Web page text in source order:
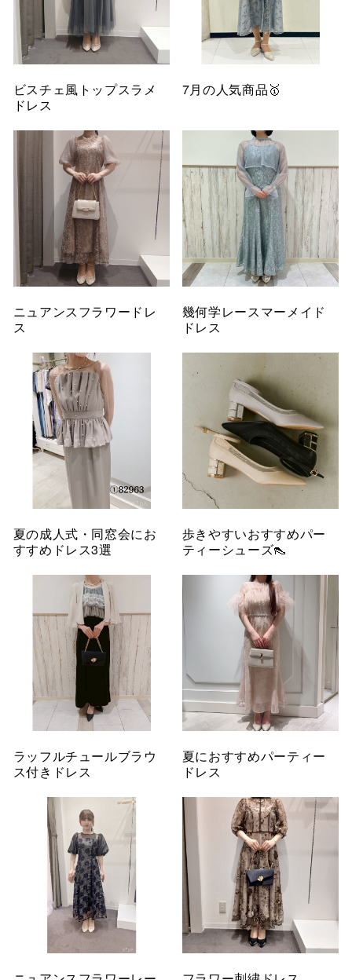
ビスチェ風トップスラメ
ドレス
7月の人気商品🥇
ニュアンスフラワードレ
ス
幾何学レースマーメイド
ドレス
夏の成人式・同窓会にお
すすめドレス3選
歩きやすいおすすめパー
ティーシューズ👠
ラッフルチュールブラウ
ス付きドレス
夏におすすめパーティー
ドレス